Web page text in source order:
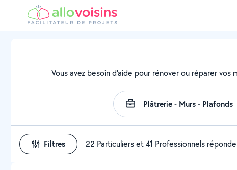
Vous avez besoin d'aide pour rénover ou réparer
Filtres 22 Particuliers et 41 Professionnels